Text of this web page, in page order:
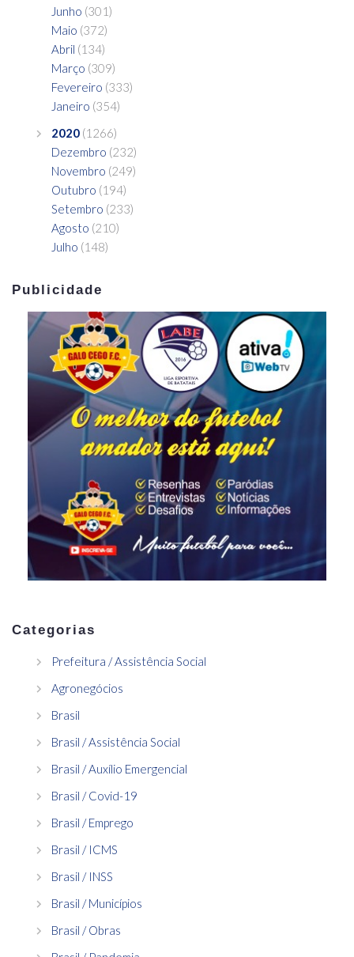
Junho (301)
Maio (372)
Abril (134)
Março (309)
Fevereiro (333)
Janeiro (354)
2020 (1266)
Dezembro (232)
Novembro (249)
Outubro (194)
Setembro (233)
Agosto (210)
Julho (148)
Publicidade
Categorias
Prefeitura / Assistência Social
Agronegócios
Brasil
Brasil / Assistência Social
Brasil / Auxílio Emergencial
Brasil / Covid-19
Brasil / Emprego
Brasil / ICMS
Brasil / INSS
Brasil / Municípios
Brasil / Obras